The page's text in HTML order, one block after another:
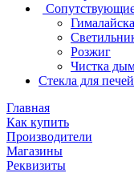
Розжиг
Чистка
Стекла для печей
Главная
Как купить
Производители
Магазины
Реквизиты